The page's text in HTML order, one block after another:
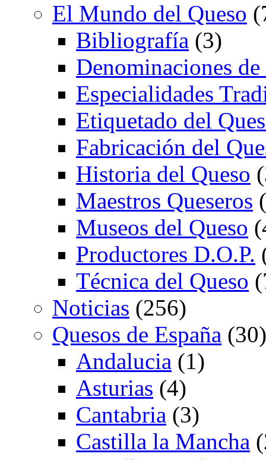
El Mundo del Queso
Bibliografía (3)
Denominaciones
Especialidades
Etiquetado del
Fabricación del
Historia del Queso
Maestros Queseros
Museos del Queso
Productores D.O.P.
Técnica del Queso
Noticias (256)
Quesos de España (30)
Andalucia (1)
Asturias (4)
Cantabria (3)
Castilla la Mancha